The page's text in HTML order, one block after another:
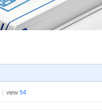
| view 94